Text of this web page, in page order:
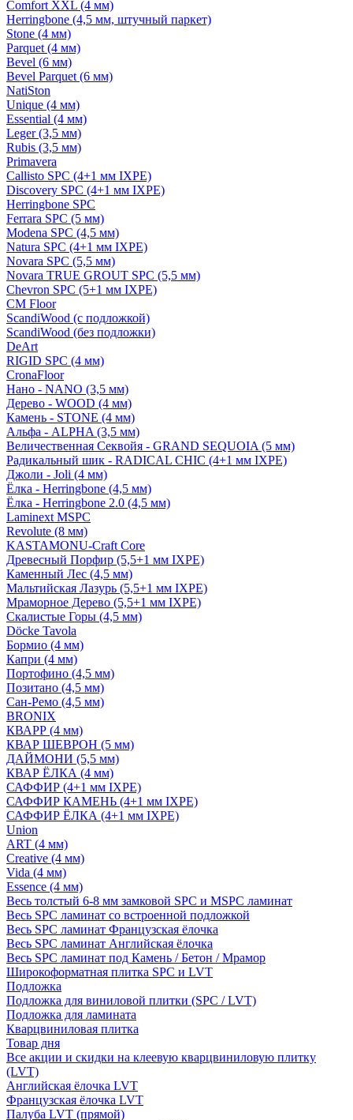
Comfort XXL (4 мм)
Herringbone (4,5 мм, штучный паркет)
Stone (4 мм)
Parquet (4 мм)
Bevel (6 мм)
Bevel Parquet (6 мм)
NatiSton
Unique (4 мм)
Essential (4 мм)
Leger (3,5 мм)
Rubis (3,5 мм)
Primavera
Callisto SPC (4+1 мм IXPE)
Discovery SPC (4+1 мм IXPE)
Herringbone SPC
Ferrara SPC (5 мм)
Modena SPC (4,5 мм)
Natura SPC (4+1 мм IXPE)
Novara SPC (5,5 мм)
Novara TRUE GROUT SPC (5,5 мм)
Chevron SPC (5+1 мм IXPE)
CM Floor
ScandiWood (с подложкой)
ScandiWood (без подложки)
DeArt
RIGID SPC (4 мм)
CronaFloor
Нано - NANO (3,5 мм)
Дерево - WOOD (4 мм)
Камень - STONE (4 мм)
Альфа - ALPHA (3,5 мм)
Величественная Секвойя - GRAND SEQUOIA (5 мм)
Радикальный шик - RADICAL CHIC (4+1 мм IXPE)
Джоли - Joli (4 мм)
Ёлка - Herringbone (4,5 мм)
Ёлка - Herringbone 2.0 (4,5 мм)
Laminext MSPC
Revolute (8 мм)
KASTAMONU-Craft Core
Древесный Порфир (5,5+1 мм IXPE)
Каменный Лес (4,5 мм)
Мальтийская Лазурь (5,5+1 мм IXPE)
Мраморное Дерево (5,5+1 мм IXPE)
Скалистые Горы (4,5 мм)
Döcke Tavola
Бормио (4 мм)
Капри (4 мм)
Портофино (4,5 мм)
Позитано (4,5 мм)
Сан-Ремо (4,5 мм)
BRONIX
КВАРР (4 мм)
КВАР ШЕВРОН (5 мм)
ДАЙМОНИ (5,5 мм)
КВАР ЁЛКА (4 мм)
САФФИР (4+1 мм IXPE)
САФФИР КАМЕНЬ (4+1 мм IXPE)
САФФИР ЁЛКА (4+1 мм IXPE)
Union
ART (4 мм)
Creative (4 мм)
Vida (4 мм)
Essence (4 мм)
Весь толстый 6-8 мм замковой SPC и MSPC ламинат
Весь SPC ламинат со встроенной подложкой
Весь SPC ламинат Французская ёлочка
Весь SPC ламинат Английская ёлочка
Весь SPC ламинат под Камень / Бетон / Мрамор
Широкоформатная плитка SPC и LVT
Подложка
Подложка для виниловой плитки (SPC / LVT)
Подложка для ламината
Кварцвиниловая плитка
Товар дня
Все акции и скидки на клеевую кварцвиниловую плитку
(LVT)
Английская ёлочка LVT
Французская ёлочка LVT
Палуба LVT (прямой)